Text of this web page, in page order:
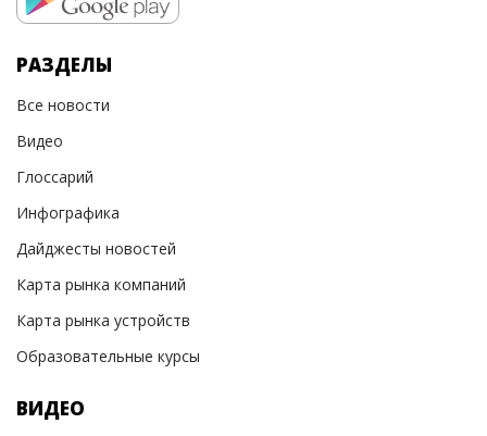
РАЗДЕЛЫ
Все новости
Видео
Глоссарий
Инфографика
Дайджесты новостей
Карта рынка компаний
Карта рынка устройств
Образовательные курсы
ВИДЕО